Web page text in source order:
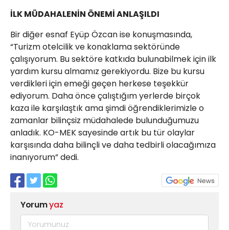
İLK MÜDAHALENİN ÖNEMİ ANLAŞILDI
Bir diğer esnaf Eyüp Özcan ise konuşmasında,
“Turizm otelcilik ve konaklama sektöründe
çalışıyorum. Bu sektöre katkıda bulunabilmek için ilk
yardım kursu almamız gerekiyordu. Bize bu kursu
verdikleri için emeği geçen herkese teşekkür
ediyorum. Daha önce çalıştığım yerlerde birçok
kaza ile karşılaştık ama şimdi öğrendiklerimizle o
zamanlar bilinçsiz müdahalede bulunduğumuzu
anladık. KO-MEK sayesinde artık bu tür olaylar
karşısında daha bilinçli ve daha tedbirli olacağımıza
inanıyorum” dedi.
Yorumyaz